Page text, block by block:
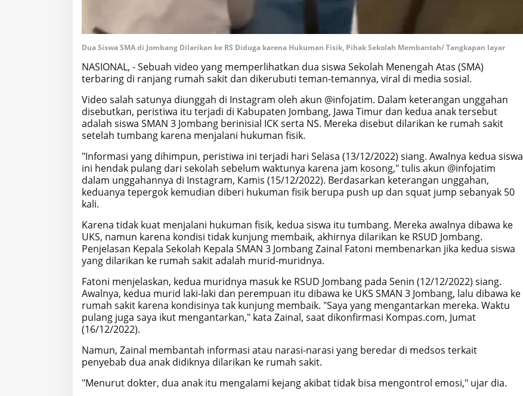
Dua Siswa SMA di Jombang Dilarikan ke RS Diduga karena Hukuman Fisik, Pihak Sekolah Membantah/ Tangkapan layar
NASIONAL, - Sebuah video yang memperlihatkan dua siswa Sekolah Menengah Atas (SMA)
terbaring di ranjang rumah sakit dan dikerubuti teman-temannya, viral di media sosial.
Video salah satunya diunggah di Instagram oleh akun @infojatim. Dalam keterangan unggahan
disebutkan, peristiwa itu terjadi di Kabupaten Jombang, Jawa Timur dan kedua anak tersebut
adalah siswa SMAN 3 Jombang berinisial ICK serta NS. Mereka disebut dilarikan ke rumah sakit
setelah tumbang karena menjalani hukuman fisik.
"Informasi yang dihimpun, peristiwa ini terjadi hari Selasa (13/12/2022) siang. Awalnya kedua siswa
ini hendak pulang dari sekolah sebelum waktunya karena jam kosong," tulis akun @infojatim
dalam unggahannya di Instagram, Kamis (15/12/2022). Berdasarkan keterangan unggahan,
keduanya tepergok kemudian diberi hukuman fisik berupa push up dan squat jump sebanyak 50
kali.
Karena tidak kuat menjalani hukuman fisik, kedua siswa itu tumbang. Mereka awalnya dibawa ke
UKS, namun karena kondisi tidak kunjung membaik, akhirnya dilarikan ke RSUD Jombang.
Penjelasan Kepala Sekolah Kepala SMAN 3 Jombang Zainal Fatoni membenarkan jika kedua siswa
yang dilarikan ke rumah sakit adalah murid-muridnya.
Fatoni menjelaskan, kedua muridnya masuk ke RSUD Jombang pada Senin (12/12/2022) siang.
Awalnya, kedua murid laki-laki dan perempuan itu dibawa ke UKS SMAN 3 Jombang, lalu dibawa ke
rumah sakit karena kondisinya tak kunjung membaik. "Saya yang mengantarkan mereka. Waktu
pulang juga saya ikut mengantarkan," kata Zainal, saat dikonfirmasi Kompas.com, Jumat
(16/12/2022).
Namun, Zainal membantah informasi atau narasi-narasi yang beredar di medsos terkait
penyebab dua anak didiknya dilarikan ke rumah sakit.
"Menurut dokter, dua anak itu mengalami kejang akibat tidak bisa mengontrol emosi," ujar dia.